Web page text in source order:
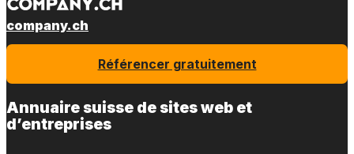
company.ch
Référencer gratuitement
Annuaire suisse de sites web et
d’entreprises